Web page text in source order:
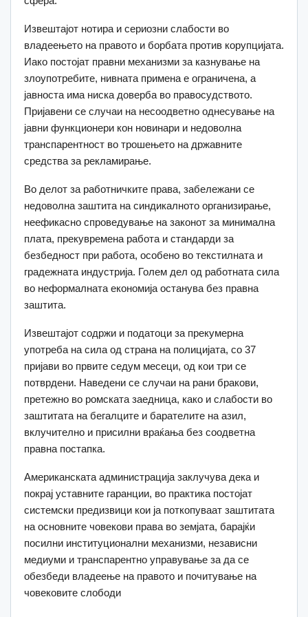
Извештајот нотира и сериозни слабости во
владеењето на правото и борбата против корупцијата.
Иако постојат правни механизми за казнување на
злоупотребите, нивната примена е ограничена, а
јавноста има ниска доверба во правосудството.
Пријавени се случаи на несоодветно однесување на
јавни функционери кон новинари и недоволна
транспарентност во трошењето на државните
средства за рекламирање.
Во делот за работничките права, забележани се
недоволна заштита на синдикалното организирање,
неефикасно спроведување на законот за минимална
плата, прекувремена работа и стандарди за
безбедност при работа, особено во текстилната и
градежната индустрија. Голем дел од работната сила
во неформалната економија останува без правна
заштита.
Извештајот содржи и податоци за прекумерна
употреба на сила од страна на полицијата, со 37
пријави во првите седум месеци, од кои три се
потврдени. Наведени се случаи на рани бракови,
претежно во ромската заедница, како и слабости во
заштитата на бегалците и барателите на азил,
вклучително и присилни враќања без соодветна
правна постапка.
Американската администрација заклучува дека и
покрај уставните гаранции, во практика постојат
системски предизвици кои ја поткопуваат заштитата
на основните човекови права во земјата, барајќи
посилни институционални механизми, независни
медиуми и транспарентно управување за да се
обезбеди владеење на правото и почитување на
човековите слободи